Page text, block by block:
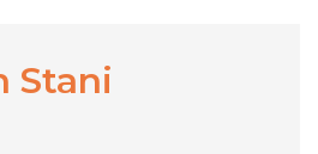
Stani